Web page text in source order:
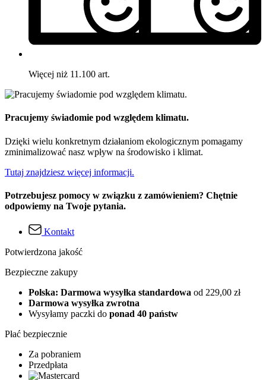
Więcej niż 11.100 art.
Pracujemy świadomie pod względem klimatu.
Dzięki wielu konkretnym działaniom ekologicznym pomagamy
zminimalizować nasz wpływ na środowisko i klimat.
Tutaj znajdziesz więcej informacji.
Potrzebujesz pomocy w związku z zamówieniem? Chętnie
odpowiemy na Twoje pytania.
Kontakt
Potwierdzona jakość
Bezpieczne zakupy
Polska: Darmowa wysyłka standardowa od 229,00 zł
Darmowa wysyłka zwrotna
Wysyłamy paczki do ponad 40 państw
Płać bezpiecznie
Za pobraniem
Przedpłata